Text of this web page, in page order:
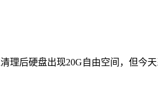
理后硬盘出现20G自由空间，但